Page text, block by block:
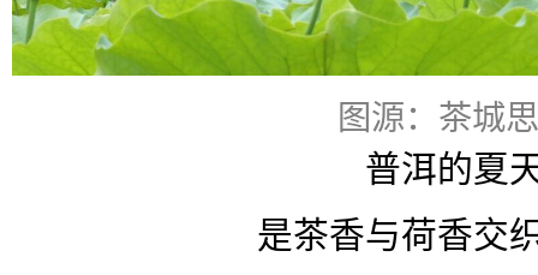
图源：茶城
普洱的夏
是茶香与荷香交